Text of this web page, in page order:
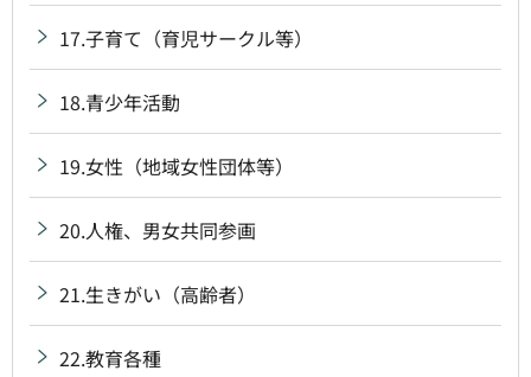
17.子育て（育児サークル等）
18.青少年活動
19.女性（地域女性団体等）
20.人権、男女共同参画
21.生きがい（高齢者）
22.教育各種